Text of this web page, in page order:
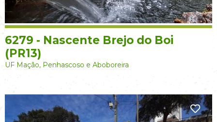
6279 - Nascente Brejo do Boi
(PR13)
UF Mação, Penhascoso e Aboboreira